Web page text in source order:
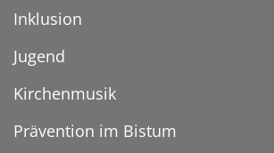
Inklusion
Jugend
Kirchenmusik
Prävention im Bistum